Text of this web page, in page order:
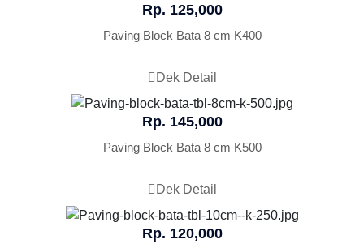
Rp. 125,000
Paving Block Bata 8 cm K400
Dek Detail
Rp. 145,000
Paving Block Bata 8 cm K500
Dek Detail
Rp. 120,000